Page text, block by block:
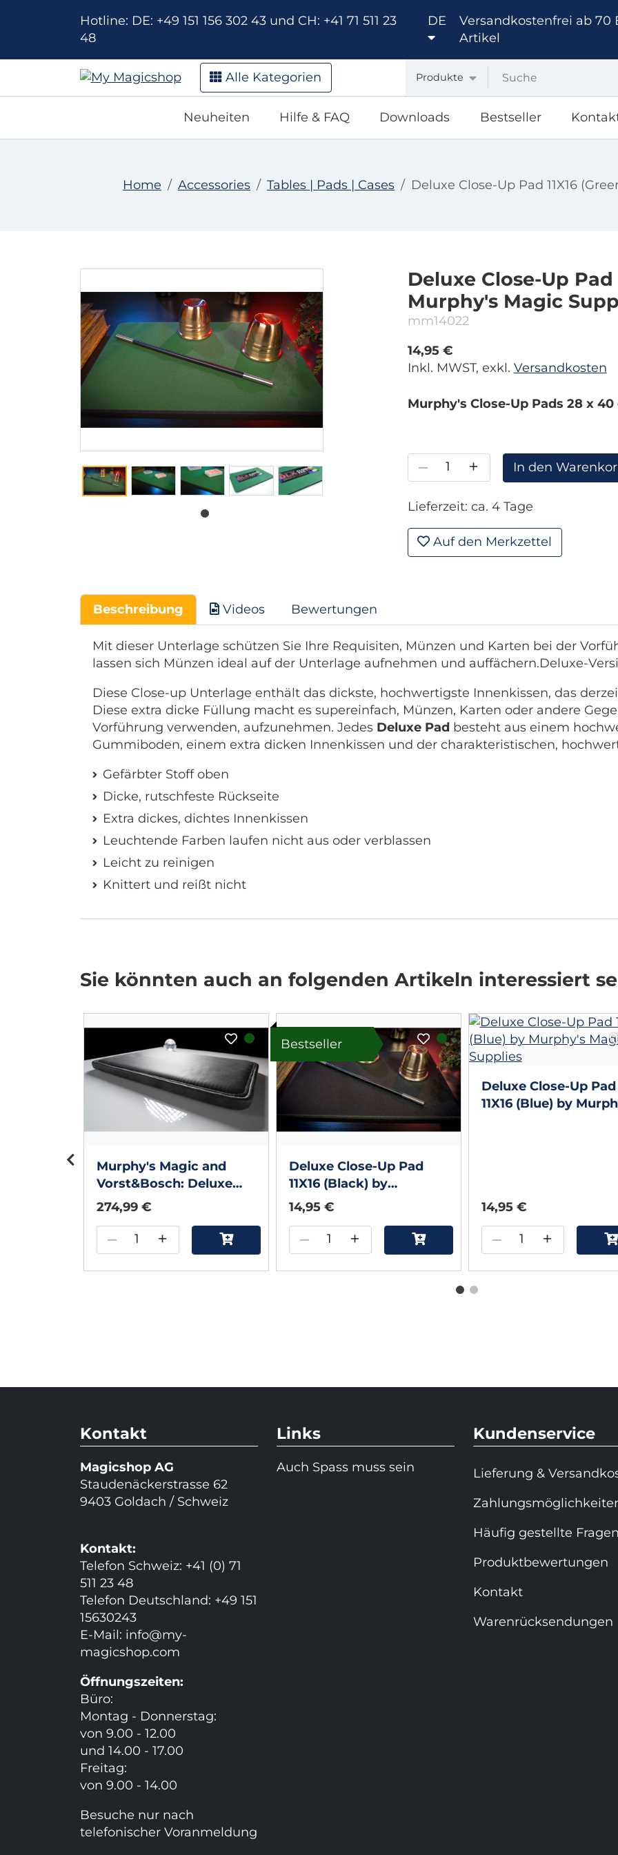
Hotline: DE: +49 151 156 302 43 und CH: +41 71 511 23
48
DE
Versandkostenfrei ab 70
Artikel
Alle Kategorien Produkte
Neuheiten Hilfe & FAQ Downloads Bestseller
Home Accessories Tables | Pads | Cases Deluxe Close-Up Pad 11X16
Deluxe Close-Up Pad
Murphy's Magic
mm14022
14,95 €
Inkl. MWST, exkl. Versandkosten
Murphy's Close-Up Pads 28 x 40
– + In den
Lieferzeit: ca. 4 Tage
Auf den Merkzettel
Beschreibung Videos Bewertungen
Mit dieser Unterlage schützen Sie Ihre Requisiten, Münzen und Karten bei der
lassen sich Münzen ideal auf der Unterlage aufnehmen und auffächern.Deluxe-
Diese Close-up Unterlage enthält das dickste, hochwertigste Innenkissen, das
Diese extra dicke Füllung macht es supereinfach, Münzen, Karten oder andere
Vorführung verwenden, aufzunehmen. Jedes Deluxe Pad besteht aus einem
Gummiboden, einem extra dicken Innenkissen und der charakteristischen,
Gefärbter Stoff oben
Dicke, rutschfeste Rückseite
Extra dickes, dichtes Innenkissen
Leuchtende Farben laufen nicht aus oder verblassen
Leicht zu reinigen
Knittert und reißt nicht
Sie könnten auch an folgenden Artikeln interessiert
Murphy's Magic and
Vorst&Bosch: Deluxe
Charcoal (Limited
Edition) 11 by 16 inches
Close Up Pad
274,99 €
– +
Bestseller
Deluxe Close-Up Pad
11X16 (Black) by
Murphy's Magic Supplies
14,95 €
– +
Deluxe Close-Up Pad
11X16 (Blue) by
14,95 €
– +
Kontakt
Magicshop AG
Staudenäckerstrasse 62
9403 Goldach / Schweiz
Kontakt:
Telefon Schweiz: +41 (0) 71
511 23 48
Telefon Deutschland: +49 151
15630243
E-Mail: info@my-
magicshop.com
Öffnungszeiten:
Büro:
Montag - Donnerstag:
von 9.00 - 12.00
und 14.00 - 17.00
Freitag:
von 9.00 - 14.00
Besuche nur nach
telefonischer Voranmeldung
Links
Auch Spass muss sein
Kundenservice
Lieferung &
Häufig gestellte Fragen
Produktbewertungen
Kontakt
Warenrücksendungen